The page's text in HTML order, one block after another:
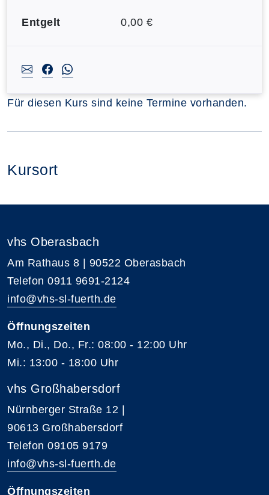
Entgelt 0,00 €
Für diesen Kurs sind keine Termine vorhanden.
Kursort
vhs Oberasbach
Am Rathaus 8 | 90522 Oberasbach
Telefon 0911 9691-2124
info@vhs-sl-fuerth.de
Öffnungszeiten
Mo., Di., Do., Fr.: 08:00 - 12:00 Uhr
Mi.: 13:00 - 18:00 Uhr
vhs Großhabersdorf
Nürnberger Straße 12 |
90613 Großhabersdorf
Telefon 09105 9179
info@vhs-sl-fuerth.de
Öffnungszeiten